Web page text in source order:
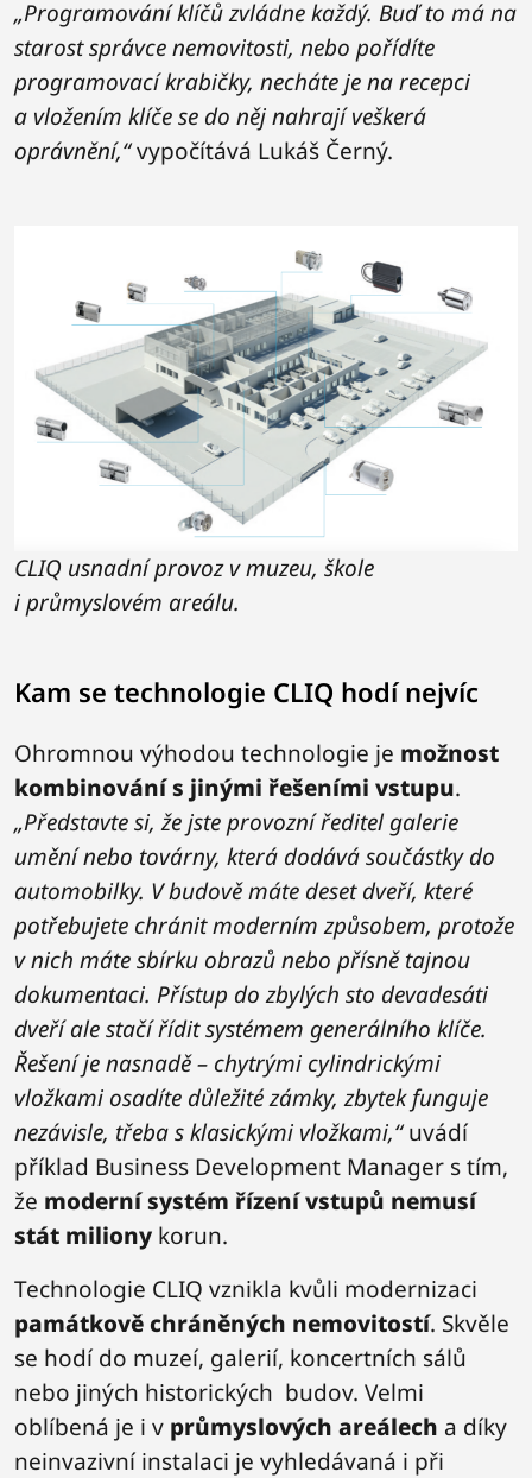
„Programování klíčů zvládne každý. Buď to má na
starost správce nemovitosti, nebo pořídíte
programovací krabičky, necháte je na recepci
a vložením klíče se do něj nahrají veškerá
oprávnění,“vypočítává Lukáš Černý.
CLIQ usnadní provoz v muzeu, škole
i průmyslovém areálu.
Kam se technologie CLIQ hodí nejvíc
Ohromnou výhodou technologie je možnost
kombinování s jinými řešeními vstupu.
„Představte si, že jste provozní ředitel galerie
umění nebo továrny, která dodává součástky do
automobilky. V budově máte deset dveří, které
potřebujete chránit moderním způsobem, protože
v nich máte sbírku obrazů nebo přísně tajnou
dokumentaci. Přístup do zbylých sto devadesáti
dveří ale stačí řídit systémem generálního klíče.
Řešení je nasnadě – chytrými cylindrickými
vložkami osadíte důležité zámky, zbytek funguje
nezávisle, třeba s klasickými vložkami,“uvádí
příklad Business Development Manager s tím,
že moderní systém řízení vstupů nemusí
stát miliony korun.
Technologie CLIQ vznikla kvůli modernizaci
památkově chráněných nemovitostí. Skvěle
se hodí do muzeí, galerií, koncertních sálů
nebo jiných historických budov. Velmi
oblíbená je i v průmyslových areálech a díky
neinvazivní instalaci je vyhledávaná i při